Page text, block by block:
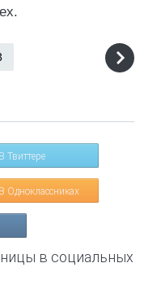
В Твиттере
В Одноклассниках
в социальных